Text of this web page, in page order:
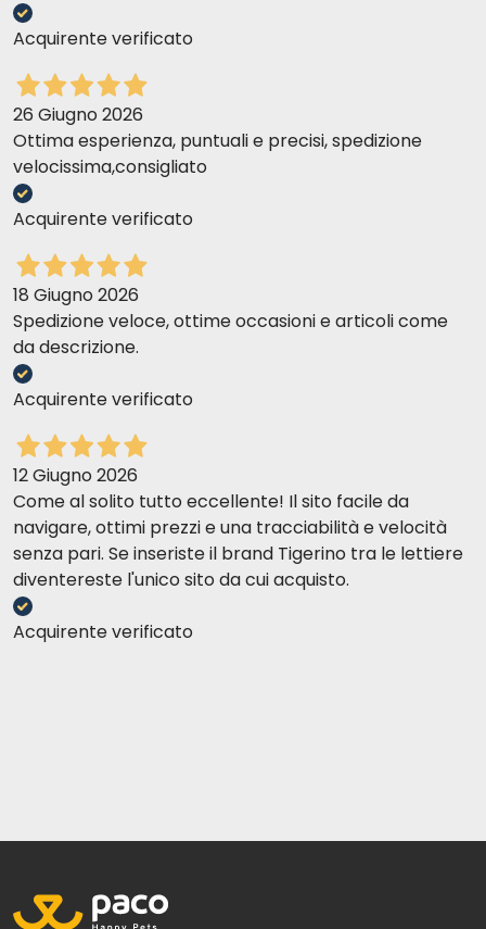
Acquirente verificato
26 Giugno 2026
Ottima esperienza, puntuali e precisi, spedizione
velocissima,consigliato
Acquirente verificato
18 Giugno 2026
Spedizione veloce, ottime occasioni e articoli come
da descrizione.
Acquirente verificato
12 Giugno 2026
Come al solito tutto eccellente! Il sito facile da
navigare, ottimi prezzi e una tracciabilità e velocità
senza pari. Se inseriste il brand Tigerino tra le lettiere
diventereste l'unico sito da cui acquisto.
Acquirente verificato